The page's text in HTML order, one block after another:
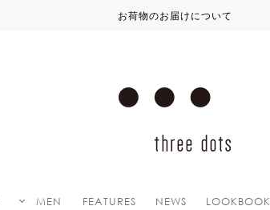
お荷物のお届けについて
MEN FEATURES NEWS LOOKBOOK